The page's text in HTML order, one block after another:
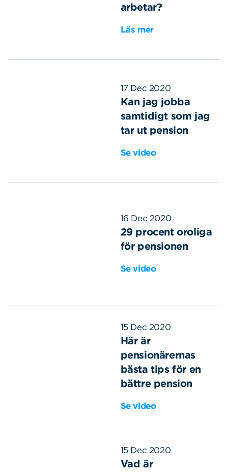
arbetar?
Läs mer
17 Dec 2020
Kan jag jobba
samtidigt som jag
tar ut pension
Se video
16 Dec 2020
29 procent oroliga
för pensionen
Se video
15 Dec 2020
Här är
pensionärernas
bästa tips för en
bättre pension
Se video
15 Dec 2020
Vad är